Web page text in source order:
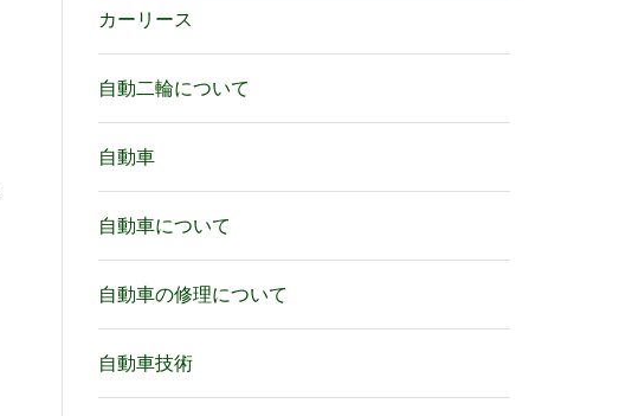
カーリース
自動二輪について
自動車
自動車について
自動車の修理について
自動車技術